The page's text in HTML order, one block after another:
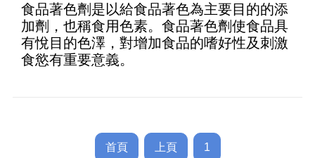
食品著色劑是以給食品著色為主要目的的添
加劑，也稱食用色素。食品著色劑使食品具
有悅目的色澤，對增加食品的嗜好性及刺激
食慾有重要意義。
首頁 上頁 1